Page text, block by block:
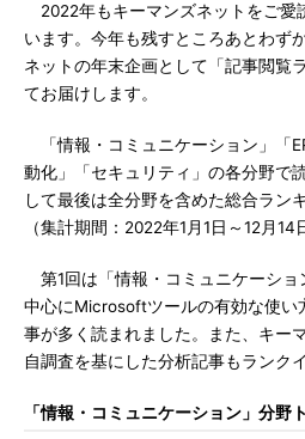
2022年もキーマンズネットをご愛
います。今年も残すところあとわず
ネットの年末企画として「記事閲覧
てお届けします。
「情報・コミュニケーション」「
動化」「セキュリティ」の各分野で
して最後は全分野を含めた総合ラン
（集計期間：2022年1月1日～12月14
第1回は「情報・コミュニケーシ
中心にMicrosoftツールの有効な使い
事が多く読まれました。また、キー
自調査を基にした分析記事もランク
「情報・コミュニケーション」分野